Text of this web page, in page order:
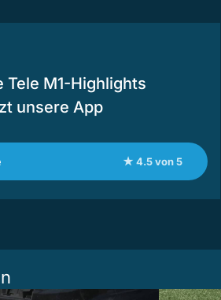
Tele M1-Highlights
unsere App
★ 4.5 von 5